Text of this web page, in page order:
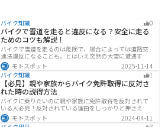
バイク知識 0
バイクで雪道を走ると違反になる？安全に走る
ためのコツも解説！
バイクで雪道を走るのは危険で、場合によっては道路交
通法違反になることも。とはいえ突然の大雪に遭遇する
こともあります。この記事では、雪道で転倒しないため
の走り方のコツや滑り止め対策、雪道に強いバイクの特
徴まで詳しく解説します。
モトスポット
2025-11-14
バイク知識
1
【必見】親や家族からバイク免許取得に反対さ
れた時の説得方法
バイクに乗りたいのに親や家族に免許取得を反対されて
いる人必見！反対されている理由をしっかりと押さえて
おけば相手に理解してもらえます。無闇に説得するので
はなく、誠意を持って対応することが大切です。この記
モトスポット
2024-04-11